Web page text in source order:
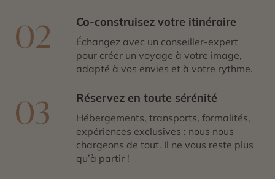
02 Co-construisez votre itinéraire
Échangez avec un conseiller-expert
pour créer un voyage à votre image,
adapté à vos envies et à votre rythme.
03 Réservez en toute sérénité
Hébergements, transports, formalités,
expériences exclusives : nous nous
chargeons de tout. Il ne vous reste plus
qu’à partir !